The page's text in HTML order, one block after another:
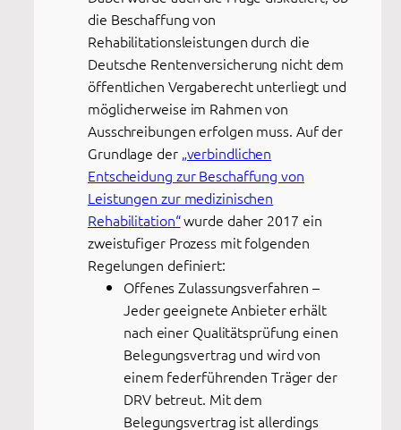
die Beschaffung von
Rehabilitationsleistungen durch die
Deutsche Rentenversicherung nicht dem
öffentlichen Vergaberecht unterliegt und
möglicherweise im Rahmen von
Ausschreibungen erfolgen muss. Auf der
Grundlage der „verbindlichen
Entscheidung zur Beschaffung von
Leistungen zur medizinischen
Rehabilitation“wurde daher 2017 ein
zweistufiger Prozess mit folgenden
Regelungen definiert:
Offenes Zulassungsverfahren –
Jeder geeignete Anbieter erhält
nach einer Qualitätsprüfung einen
Belegungsvertrag und wird von
einem federführenden Träger der
DRV betreut. Mit dem
Belegungsvertrag ist allerdings